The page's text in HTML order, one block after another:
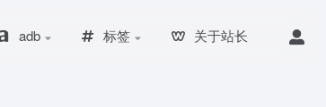
adb 标签 关于站长